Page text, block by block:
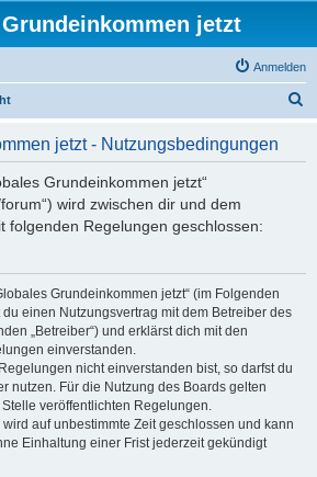
jetzt
Anmelden
jetzt - Nutzungsbedingungen
Grundeinkommen jetzt“
wird zwischen dir und dem
folgenden Regelungen geschlossen:
Grundeinkommen jetzt“ (im Folgenden
du einen Nutzungsvertrag mit dem Betreiber des
„Betreiber“) und erklärst dich mit den
einverstanden.
nicht einverstanden bist, so darfst du
nutzen. Für die Nutzung des Boards gelten
veröffentlichten Regelungen.
auf unbestimmte Zeit geschlossen und kann
Einhaltung einer Frist jederzeit gekündigt